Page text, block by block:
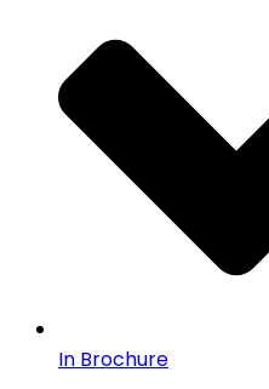
In Brochure